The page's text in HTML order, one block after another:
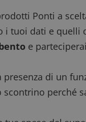
Ponti a
i tuoi dati e quelli
e
presenza di un
perché